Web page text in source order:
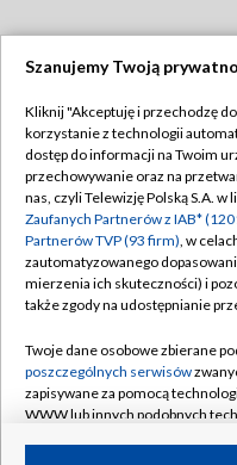
Abonament TVP
Emisja w TVP
Centrum informacji TVP
Naziemna Telewizja
Rada Programowa
System NOS
Informacje o nadawcy
Szanujemy Twoją
Kliknij "Akceptuję i przechodzę
korzystanie z technologii
dostęp do informacji na Twoim
przechowywanie oraz na
nas, czyli Telewizję Polską S.A. w
Zaufanych Partnerów z IAB*
Partnerów TVP (93 firm), w
zautomatyzowanego
mierzenia ich skuteczności) i
także zgody na udostępnianie
Twoje dane osobowe zbierane
poszczególnych serwisów
zapisywane za pomocą
WWW lub innych podobnych